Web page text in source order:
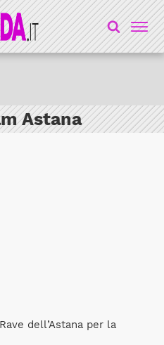
Astana
dell’Astana per la